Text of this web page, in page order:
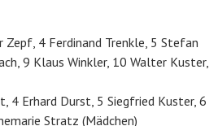
4 Ferdinand Trenkle, 5 Stefan
9 Klaus Winkler, 10 Walter Kuster,
4 Erhard Durst, 5 Siegfried Kuster, 6
Stratz (Mädchen)